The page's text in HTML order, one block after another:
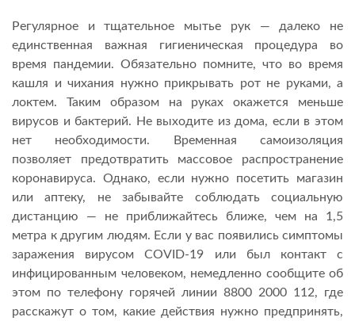
Регулярное и тщательное мытье рук — далеко не
единственная важная гигиеническая процедура во
время пандемии. Обязательно помните, что во время
кашля и чихания нужно прикрывать рот не руками, а
локтем. Таким образом на руках окажется меньше
вирусов и бактерий. Не выходите из дома, если в этом
нет необходимости. Временная самоизоляция
позволяет предотвратить массовое распространение
коронавируса. Однако, если нужно посетить магазин
или аптеку, не забывайте соблюдать социальную
дистанцию — не приближайтесь ближе, чем на 1,5
метра к другим людям. Если у вас появились симптомы
заражения вирусом COVID-19 или был контакт с
инфицированным человеком, немедленно сообщите об
этом по телефону горячей линии 8800 2000 112, где
расскажут о том, какие действия нужно предпринять,